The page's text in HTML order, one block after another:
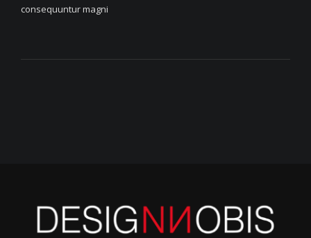
consequuntur magni